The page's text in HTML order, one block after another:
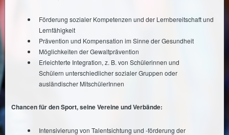
Förderung sozialer Kompetenzen und der Lernbereitschaft und
Lernfähigkeit
Prävention und Kompensation im Sinne der Gesundheit
Möglichkeiten der Gewaltprävention
Erleichterte Integration, z. B. von Schülerinnen und
Schülern unterschiedlicher sozialer Gruppen oder
ausländischer MitschülerInnen
Chancen für den Sport, seine Vereine und Verbände:
Intensivierung von Talentsichtung und -förderung der